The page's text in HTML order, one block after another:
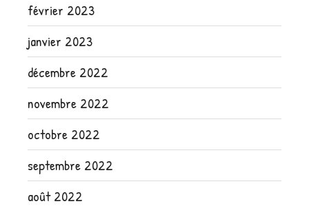
février 2023
janvier 2023
décembre 2022
novembre 2022
octobre 2022
septembre 2022
août 2022